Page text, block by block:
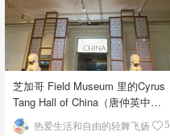
芝加哥 Field Museum 里的Cyrus
Tang Hall of China（唐仲英中国
馆） 热爱生活和自由的轻舞飞扬 5